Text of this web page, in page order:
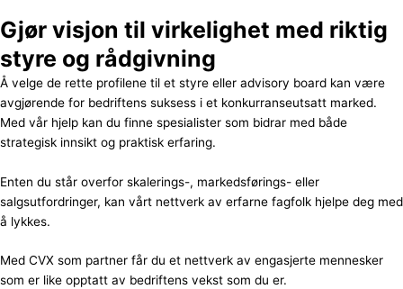
Gjør visjon til virkelighet med riktig
styre og rådgivning
Å velge de rette profilene til et styre eller advisory board kan være
avgjørende for bedriftens suksess i et konkurranseutsatt marked.
Med vår hjelp kan du finne spesialister som bidrar med både
strategisk innsikt og praktisk erfaring.
Enten du står overfor skalerings-, markedsførings- eller
salgsutfordringer, kan vårt nettverk av erfarne fagfolk hjelpe deg med
å lykkes.
Med CVX som partner får du et nettverk av engasjerte mennesker
som er like opptatt av bedriftens vekst som du er.